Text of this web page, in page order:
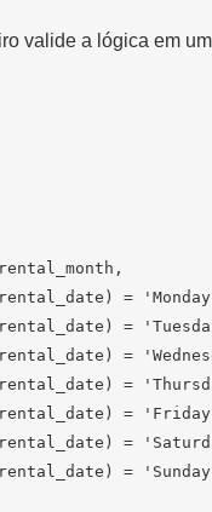
valide a lógica em
=
=
=
=
=
=
=